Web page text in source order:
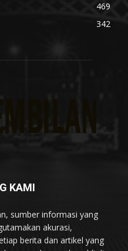
469
342
KAMI
sumber informasi yang
akurasi,
berita dan artikel yang